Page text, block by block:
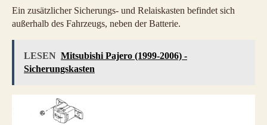
Ein zusätzlicher Sicherungs- und Relaiskasten befindet sich
außerhalb des Fahrzeugs, neben der Batterie.
LESEN Mitsubishi Pajero (1999-2006) -
Sicherungskasten